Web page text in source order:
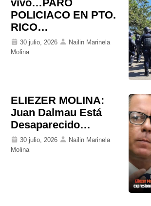
vivo…PARO
POLICIACO EN PTO.
RICO…
30 julio, 2026
Nailin Marinela
Molina
ELIEZER MOLINA:
Juan Dalmau Está
Desaparecido…
30 julio, 2026
Nailin Marinela
Molina